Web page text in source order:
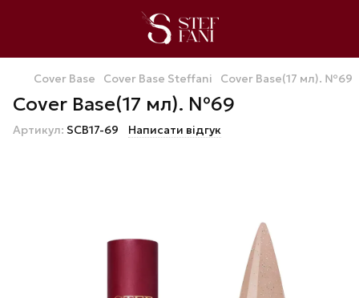
Cover Base Cover Base Steffani Cover Base(17 мл). №69
Cover Base(17 мл). №69
Артикул: SCB17-69 Написати відгук